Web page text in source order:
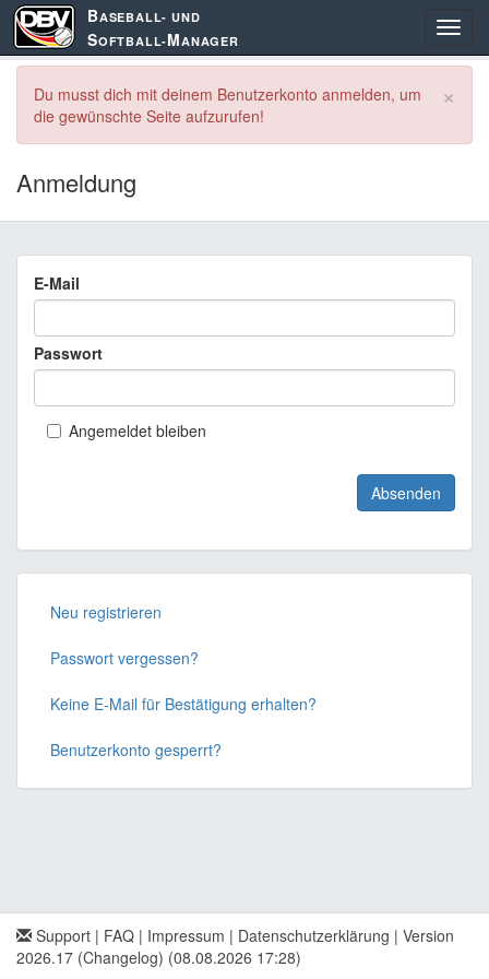
BASEBALL- UND
SOFTBALL-MANAGER
×
Du musst dich mit deinem Benutzerkonto anmelden, um
die gewünschte Seite aufzurufen!
Anmeldung
E-Mail
Passwort
Angemeldet bleiben
Neu registrieren
Passwort vergessen?
Keine E-Mail für Bestätigung erhalten?
Benutzerkonto gesperrt?
Support | FAQ | Impressum | Datenschutzerklärung | Version
2026.17 (Changelog) (08.08.2026 17:28)